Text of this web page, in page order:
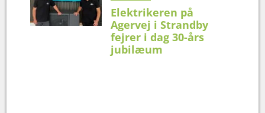
Elektrikeren på
Agervej i Strandby
fejrer i dag 30-års
jubilæum